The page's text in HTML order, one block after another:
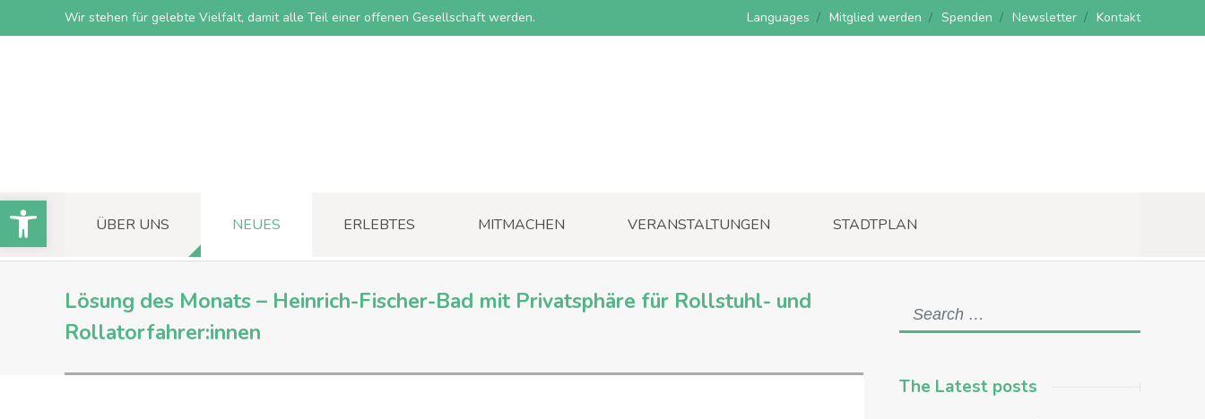
Wir stehen für gelebte Vielfalt, damit alle Teil einer offenen Gesellschaft werden. Languages Mitglied werden Spenden Newsletter Kontakt
ÜBER UNS NEUES ERLEBTES MITMACHEN VERANSTALTUNGEN STADTPLAN
Lösung des Monats – Heinrich-Fischer-Bad mit Privatsphäre für Rollstuhl- und
Rollatorfahrer:innen
The Latest posts
Open toolbar